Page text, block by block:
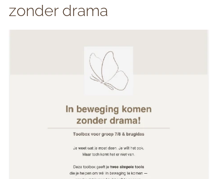
zonder drama